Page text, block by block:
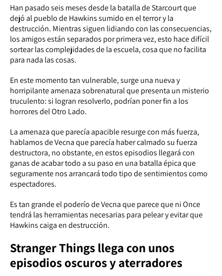
Han pasado seis meses desde la batalla de Starcourt que
dejó al pueblo de Hawkins sumido en el terror y la
destrucción. Mientras siguen lidiando con las consecuencias,
los amigos están separados por primera vez, esto hace difícil
sortear las complejidades de la escuela, cosa que no facilita
para nada las cosas.
En este momento tan vulnerable, surge una nueva y
horripilante amenaza sobrenatural que presenta un misterio
truculento: si logran resolverlo, podrían poner fin a los
horrores del Otro Lado.
La amenaza que parecía apacible resurge con más fuerza,
hablamos de Vecna que parecía haber calmado su fuerza
destructora, no obstante, en estos episodios llegará con
ganas de acabar todo a su paso en una batalla épica que
seguramente nos arrancará todo tipo de sentimientos como
espectadores.
Es tan grande el poderío de Vecna que parece que ni Once
tendrá las herramientas necesarias para pelear y evitar que
Hawkins caiga en destrucción.
Stranger Things llega con unos
episodios oscuros y aterradores